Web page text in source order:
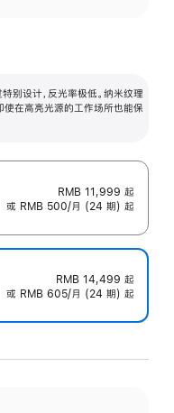
别设计，反光率极低。纳米纹理
使在高亮光源的工作场所也能保
RMB 11,999 起
或 RMB 500/月 (24 期) 起
RMB 14,499 起
或 RMB 605/月 (24 期) 起